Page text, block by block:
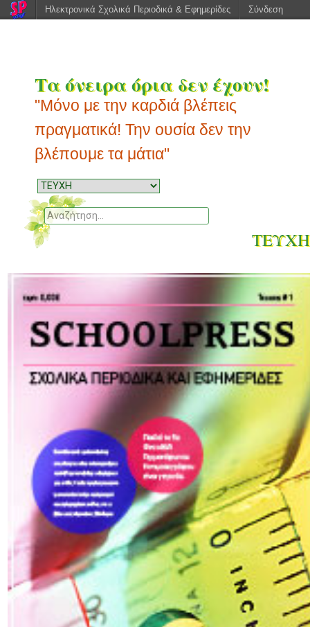
Τα όνειρα όρια δεν έχουν!
"Μόνο με την καρδιά βλέπεις
πραγματικά! Την ουσία δεν την
βλέπουμε τα μάτια"
Μενού
Μεταπηδήστε
στο
περιεχόμενο
Αναζητηση
ΤΕΥΧΗ
Ηλεκτρονικά Σχολικά Περιοδικά & Εφημερίδες Σύνδεση